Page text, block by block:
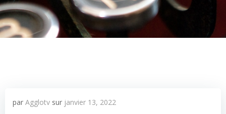
par Agglotv sur janvier 13, 2022